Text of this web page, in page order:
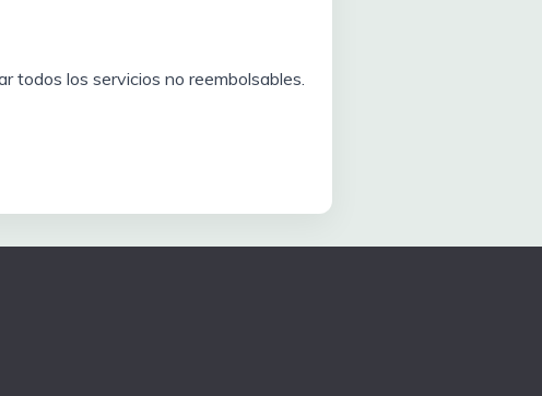
todos los servicios no reembolsables.